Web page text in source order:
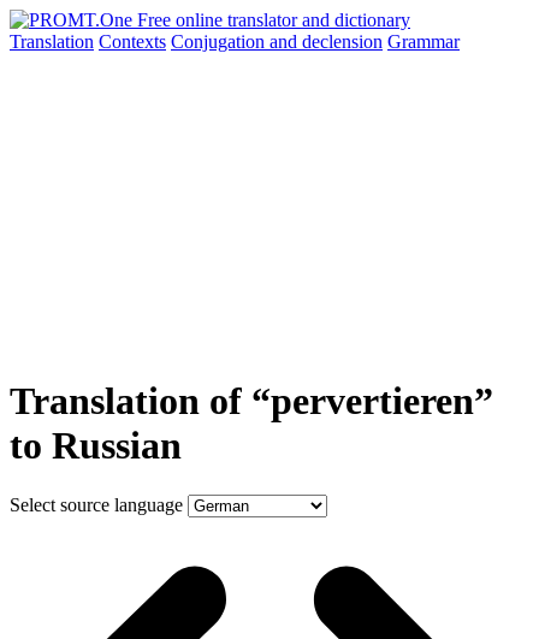
Translation Contexts Conjugation and declension Grammar
Translation of “pervertieren”
to Russian
Select source language